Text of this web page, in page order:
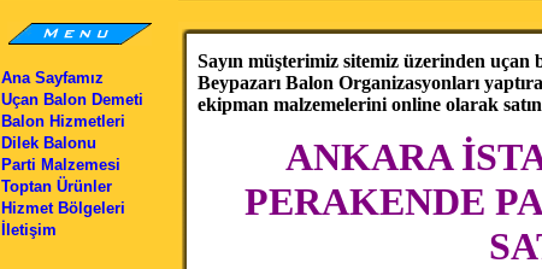
Ana Sayfamız
Uçan Balon Demeti
Balon Hizmetleri
Dilek Balonu
Parti Malzemesi
Toptan Ürünler
Hizmet Bölgeleri
İletişim
Sayın müşterimiz sitemiz üzerinden
Beypazarı Balon Organizasyonları
ekipman malzemelerini online olarak
ANKARA
PERAKENDE